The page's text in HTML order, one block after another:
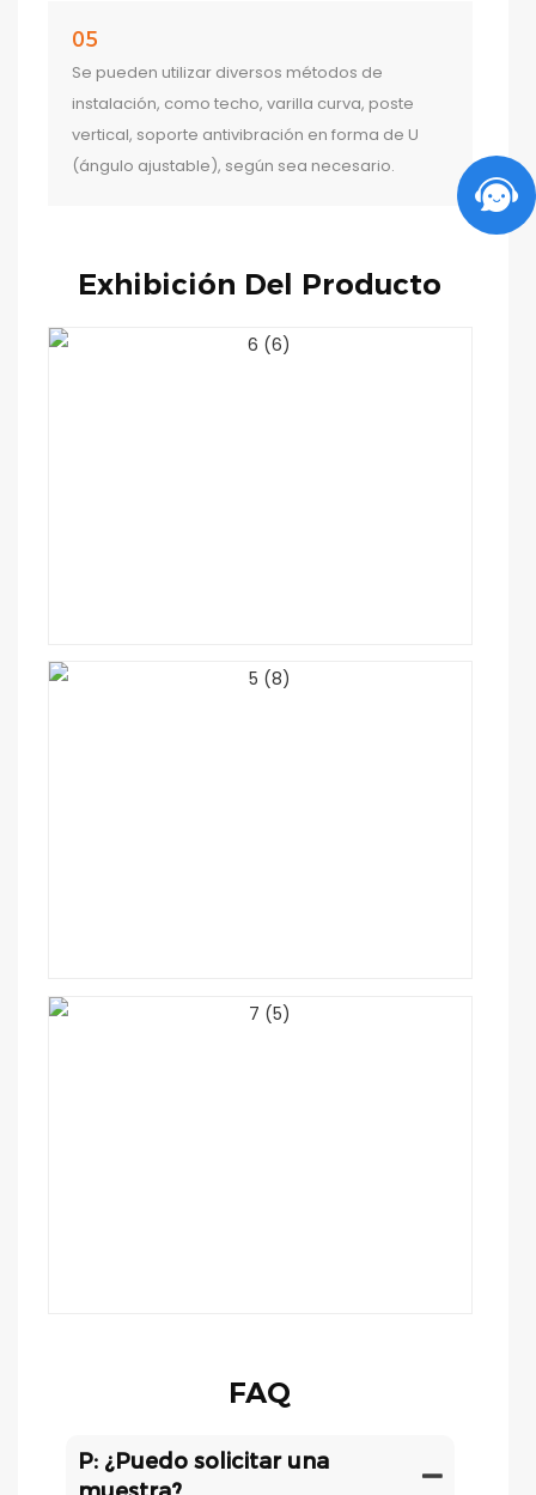
05
Se pueden utilizar diversos métodos de
instalación, como techo, varilla curva, poste
vertical, soporte antivibración en forma de U
(ángulo ajustable), según sea necesario.
Exhibición Del Producto
FAQ
P: ¿Puedo solicitar una